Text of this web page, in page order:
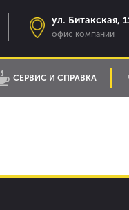
ул. Битакская,
офис компании
СЕРВИС И СПРАВКА